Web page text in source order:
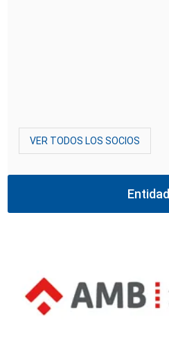
VER TODOS LOS SOCIOS